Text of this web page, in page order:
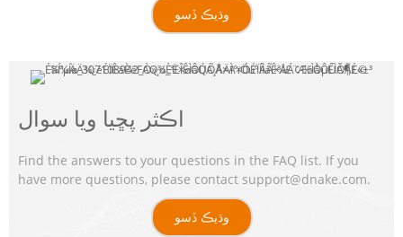
وڌيڪ ڏسو
اڪثر پڇيا ويا سوال
Find the answers to your questions in the FAQ list. If you
have more questions, please contact support@dnake.com.
وڌيڪ ڏسو